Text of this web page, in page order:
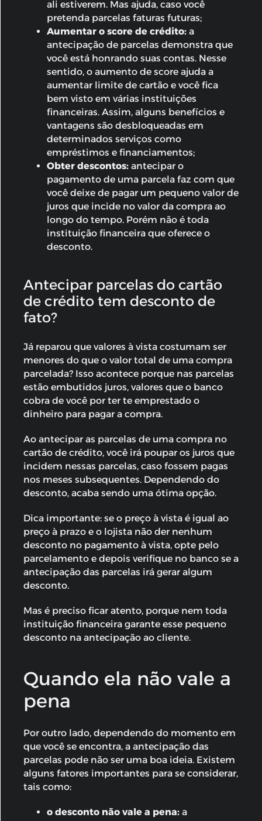
ali estiverem. Mas ajuda, caso você
pretenda parcelas faturas futuras;
Aumentar o score de crédito: a
antecipação de parcelas demonstra que
você está honrando suas contas. Nesse
sentido, o aumento de score ajuda a
aumentar limite de cartão e você fica
bem visto em várias instituições
financeiras. Assim, alguns benefícios e
vantagens são desbloqueadas em
determinados serviços como
empréstimos e financiamentos;
Obter descontos: antecipar o
pagamento de uma parcela faz com que
você deixe de pagar um pequeno valor de
juros que incide no valor da compra ao
longo do tempo. Porém não é toda
instituição financeira que oferece o
desconto.
Antecipar parcelas do cartão
de crédito tem desconto de
fato?
Já reparou que valores à vista costumam ser
menores do que o valor total de uma compra
parcelada? Isso acontece porque nas parcelas
estão embutidos juros, valores que o banco
cobra de você por ter te emprestado o
dinheiro para pagar a compra.
Ao antecipar as parcelas de uma compra no
cartão de crédito, você irá poupar os juros que
incidem nessas parcelas, caso fossem pagas
nos meses subsequentes. Dependendo do
desconto, acaba sendo uma ótima opção.
Dica importante: se o preço à vista é igual ao
preço à prazo e o lojista não der nenhum
desconto no pagamento à vista, opte pelo
parcelamento e depois verifique no banco se a
antecipação das parcelas irá gerar algum
desconto.
Mas é preciso ficar atento, porque nem toda
instituição financeira garante esse pequeno
desconto na antecipação ao cliente.
Quando ela não vale a
pena
Por outro lado, dependendo do momento em
que você se encontra, a antecipação das
parcelas pode não ser uma boa ideia. Existem
alguns fatores importantes para se considerar,
tais como:
o desconto não vale a pena: a